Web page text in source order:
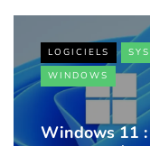
LOGICIELS
WINDOWS
Windows 11